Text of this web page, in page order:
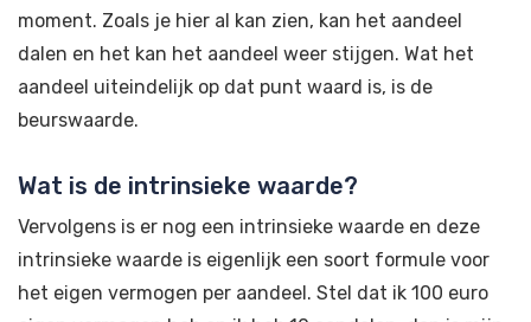
moment. Zoals je hier al kan zien, kan het aandeel
dalen en het kan het aandeel weer stijgen. Wat het
aandeel uiteindelijk op dat punt waard is, is de
beurswaarde.
Wat is de intrinsieke waarde?
Vervolgens is er nog een intrinsieke waarde en deze
intrinsieke waarde is eigenlijk een soort formule voor
het eigen vermogen per aandeel. Stel dat ik 100 euro